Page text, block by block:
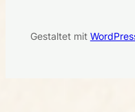
Gestaltet mit